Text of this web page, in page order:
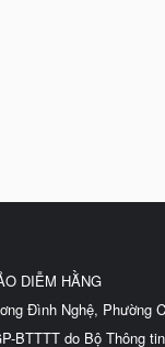
DIỄM HẰNG
Đình Nghệ, Phường
BTTTT do Bộ Thông